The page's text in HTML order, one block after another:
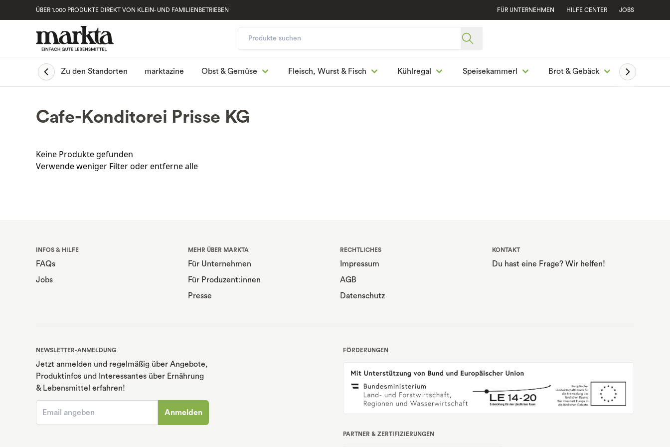
ÜBER 1.000 PRODUKTE DIREKT VON KLEIN- UND FAMILIENBETRIEBEN FÜR UNTERNEHMEN HILFE CENTER JOBS
Zu den Standorten marktazine Obst & Gemüse Fleisch, Wurst & Fisch Kühlregal Speisekammerl Brot & Gebäck
Cafe-Konditorei Prisse KG
Keine Produkte gefunden
Verwende weniger Filter oderentferne alle
INFOS & HILFE
FAQs
Jobs
MEHR ÜBER MARKTA
Für Unternehmen
Für Produzent:innen
Presse
RECHTLICHES
Impressum
AGB
Datenschutz
KONTAKT
Du hast eine Frage? Wir helfen!
NEWSLETTER-ANMELDUNG
Jetzt anmelden und regelmäßig über Angebote,
Produktinfos und Interessantes über Ernährung
& Lebensmittel erfahren!
Anmelden
FÖRDERUNGEN
PARTNER & ZERTIFIZIERUNGEN